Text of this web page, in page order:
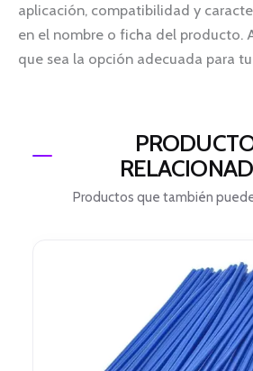
aplicación, compatibilidad y
en el nombre o ficha del producto.
que sea la opción adecuada para
Productos que también